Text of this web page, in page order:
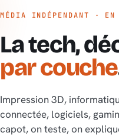
MÉDIA INDÉPENDANT ·
La tech,
par couche
Impression 3D,
connectée, logiciels,
capot, on teste, on